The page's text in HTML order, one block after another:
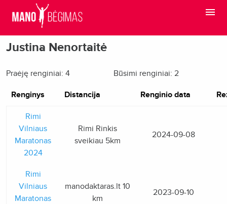
Justina Nenortaitė
Praėję renginiai: 4 Būsimi renginiai: 2
Renginys Distancija Renginio data
Rimi
Vilniaus
Maratonas
2024
Rimi Rinkis
sveikiau 5km
2024-09-08
Rimi
Vilniaus
Maratonas
manodaktaras.lt 10
km
2023-09-10